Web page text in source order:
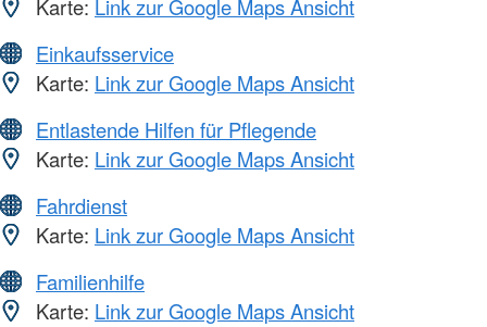
Karte: Link zur Google Maps Ansicht
Einkaufsservice
Karte: Link zur Google Maps Ansicht
Entlastende Hilfen für Pflegende
Karte: Link zur Google Maps Ansicht
Fahrdienst
Karte: Link zur Google Maps Ansicht
Familienhilfe
Karte: Link zur Google Maps Ansicht